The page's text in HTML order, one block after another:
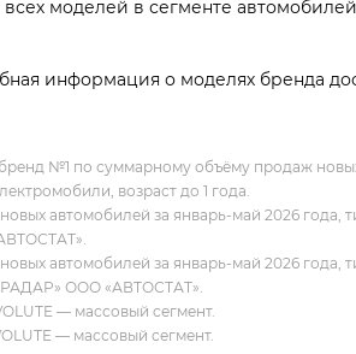
моделей в сегменте
информация о моделях бренда
бренд №1 по суммарному объёму продаж
возраст до 1 года.
автомобилей за январь-май 2026 года,
автомобилей за январь-май 2026 года,
ООО «АВТОСТАТ».
— массовый сегмент.
— массовый сегмент.